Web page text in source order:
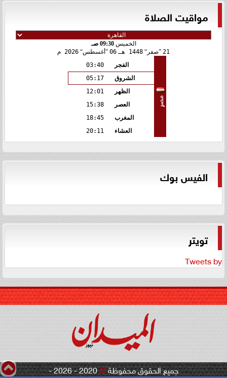
مواقيت الصلاة
الخميس09:30 صـ
21
صفر 1448 هـ 06 أغسطس 2026 م
مصر
الفجر
03:40
الشروق
05:17
الظهر
12:01
العصر
15:38
المغرب
18:45
العشاء
20:11
الفيس بوك
تويتر
Tweets by
جميع الحقوق محفوظة©
2020 - 2026 -